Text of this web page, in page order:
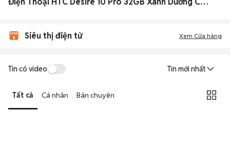
Siêu thị điện tử Xem Cửa hàng
Tin có video Tin mới nhất
Tất cả Cá nhân Bán chuyên